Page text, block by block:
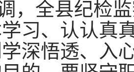
，全县纪检
习、认认真
深悟透、入